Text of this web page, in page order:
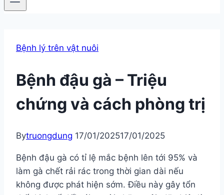
Bệnh lý trên vật nuôi
Bệnh đậu gà – Triệu
chứng và cách phòng trị
Bytruongdung 17/01/202517/01/2025
Bệnh đậu gà có tỉ lệ mắc bệnh lên tới 95% và
làm gà chết rải rác trong thời gian dài nếu
không được phát hiện sớm. Điều này gây tổn